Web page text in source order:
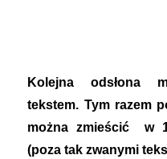
Kolejna odsłona
tekstem. Tym razem
można zmieścić w
(poza tak zwanymi